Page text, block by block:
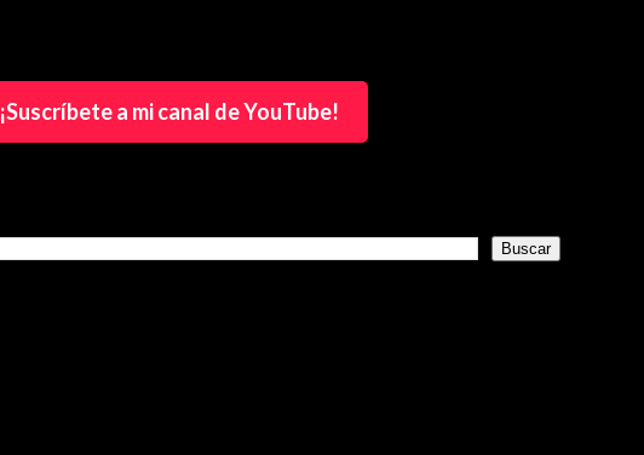
¡Suscríbete a mi canal de YouTube!